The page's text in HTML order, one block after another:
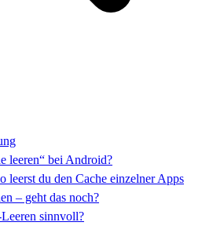
leeren“ bei Android?
leerst du den Cache einzelner Apps
– geht das noch?
sinnvoll?